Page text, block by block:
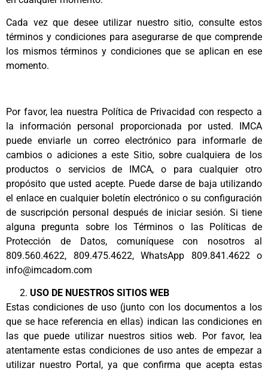
Cada vez que desee utilizar nuestro sitio, consulte estos
términos y condiciones para asegurarse de que comprende
los mismos términos y condiciones que se aplican en ese
momento.
Por favor, lea nuestra Política de Privacidad con respecto a
la información personal proporcionada por usted. IMCA
puede enviarle un correo electrónico para informarle de
cambios o adiciones a este Sitio, sobre cualquiera de los
productos o servicios de IMCA, o para cualquier otro
propósito que usted acepte. Puede darse de baja utilizando
el enlace en cualquier boletín electrónico o su configuración
de suscripción personal después de iniciar sesión. Si tiene
alguna pregunta sobre los Términos o las Políticas de
Protección de Datos, comuníquese con nosotros al
809.560.4622, 809.475.4622, WhatsApp 809.841.4622 o
info@imcadom.com
USO DE NUESTROS SITIOS WEB
Estas condiciones de uso (junto con los documentos a los
que se hace referencia en ellas) indican las condiciones en
las que puede utilizar nuestros sitios web. Por favor, lea
atentamente estas condiciones de uso antes de empezar a
utilizar nuestro Portal, ya que confirma que acepta estas